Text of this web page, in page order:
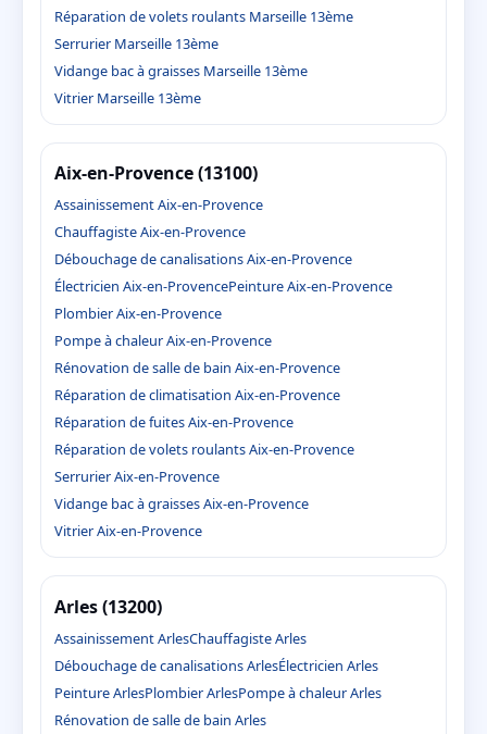
Réparation de volets roulants Marseille 13ème
Serrurier Marseille 13ème
Vidange bac à graisses Marseille 13ème
Vitrier Marseille 13ème
Aix-en-Provence (13100)
Assainissement Aix-en-Provence
Chauffagiste Aix-en-Provence
Débouchage de canalisations Aix-en-Provence
Électricien Aix-en-ProvencePeinture Aix-en-Provence
Plombier Aix-en-Provence
Pompe à chaleur Aix-en-Provence
Rénovation de salle de bain Aix-en-Provence
Réparation de climatisation Aix-en-Provence
Réparation de fuites Aix-en-Provence
Réparation de volets roulants Aix-en-Provence
Serrurier Aix-en-Provence
Vidange bac à graisses Aix-en-Provence
Vitrier Aix-en-Provence
Arles (13200)
Assainissement ArlesChauffagiste Arles
Débouchage de canalisations ArlesÉlectricien Arles
Peinture ArlesPlombier ArlesPompe à chaleur Arles
Rénovation de salle de bain Arles